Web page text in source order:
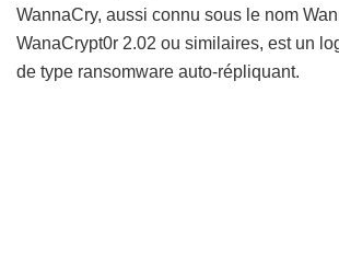
WannaCry, aussi connu sous le nom
WanaCrypt0r 2.02 ou similaires, est un
de type ransomware auto-répliquant.